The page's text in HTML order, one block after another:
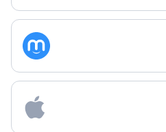
نوبت مطب از دکترتو